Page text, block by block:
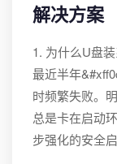
解决方案
1. 为什么U盘
最近半年
时频繁失败。
总是卡在启动
步强化的安全